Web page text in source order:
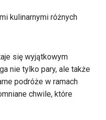
kulinarnymi różnych
się wyjątkowym
nie tylko pary, ale także
podróże w ramach
chwile, które